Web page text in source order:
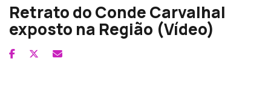
Retrato do Conde Carvalhal
exposto na Região (Vídeo)